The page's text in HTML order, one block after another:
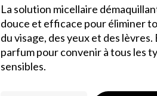
La solution micellaire
douce et efficace pour éliminer
du visage, des yeux et des
parfum pour convenir à tous les
sensibles.